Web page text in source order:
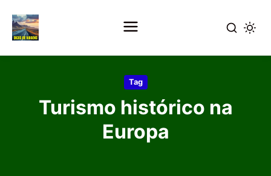
Tag
Turismo histórico na
Europa